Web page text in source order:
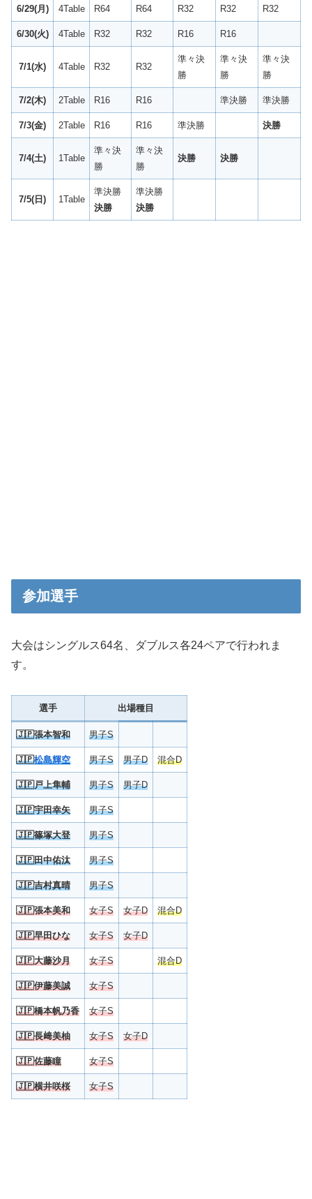
6/29(月) 4Table R64 R64 R32 R32 R32
6/30(火) 4Table R32 R32 R16 R16
7/1(水) 4Table R32 R32
準々決
勝
準々決
勝
準々決
勝
7/2(木) 2Table R16 R16 準決勝 準決勝
7/3(金) 2Table R16 R16 準決勝 決勝
7/4(土) 1Table
準々決
勝
準々決
勝
決勝 決勝
7/5(日) 1Table
準決勝
決勝
準決勝
決勝
参加選手
大会はシングルス64名、ダブルス各24ペアで行われま
す。
選手 出場種目
🇯🇵張本智和 男子S
🇯🇵松島輝空 男子S 男子D 混合D
🇯🇵戸上隼輔 男子S 男子D
🇯🇵宇田幸矢 男子S
🇯🇵篠塚大登 男子S
🇯🇵田中佑汰 男子S
🇯🇵吉村真晴 男子S
🇯🇵張本美和 女子S 女子D 混合D
🇯🇵早田ひな 女子S 女子D
🇯🇵大藤沙月 女子S 混合D
🇯🇵伊藤美誠 女子S
🇯🇵橋本帆乃香 女子S
🇯🇵長﨑美柚 女子S 女子D
🇯🇵佐藤瞳 女子S
🇯🇵横井咲桜 女子S